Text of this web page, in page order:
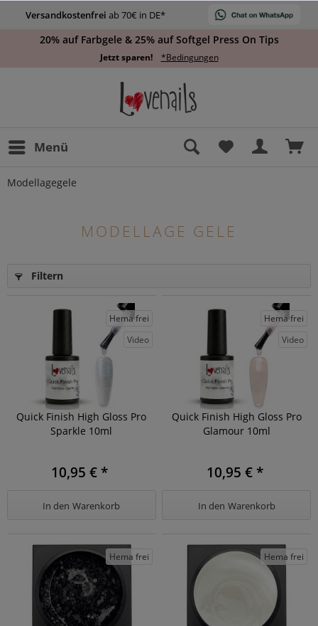
Versandkostenfrei ab 70€ in DE*
20% auf Farbgele & 25% auf Softgel Press On Tips
Jetzt sparen! *Bedingungen
Menü
Modellagegele
MODELLAGE GELE
Filtern
Hema frei
Video
Quick Finish High Gloss Pro
Sparkle 10ml
10,95 € *
In den Warenkorb
Hema frei
Video
Quick Finish High Gloss Pro
Glamour 10ml
10,95 € *
In den Warenkorb
Hema frei Hema frei